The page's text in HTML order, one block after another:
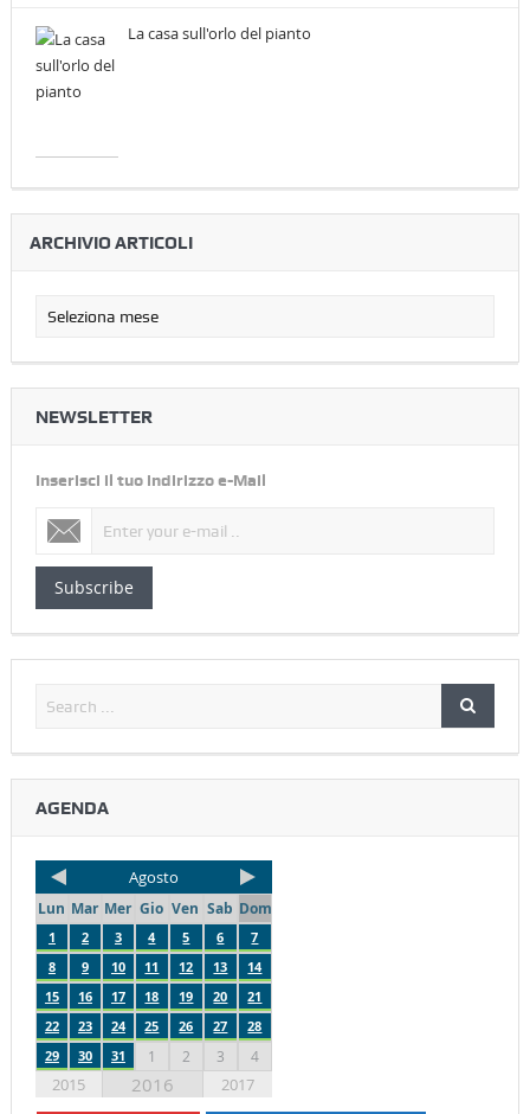
La casa sull'orlo del pianto
ARCHIVIO ARTICOLI
NEWSLETTER
Inserisci il tuo indirizzo e-Mail
Subscribe
AGENDA
Agosto
Lun Mar Mer Gio Ven Sab Dom
1 2 3 4 5 6
7
8
9 10 11 12 13
14
15
16 17 18 19 20
21
22
23 24 25 26 27
28
29
30 31 1 2 3 4
2015 2016
2017